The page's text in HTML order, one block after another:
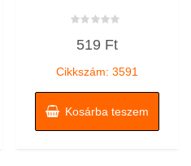
519 Ft
Cikkszám: 3591
Kosárba teszem